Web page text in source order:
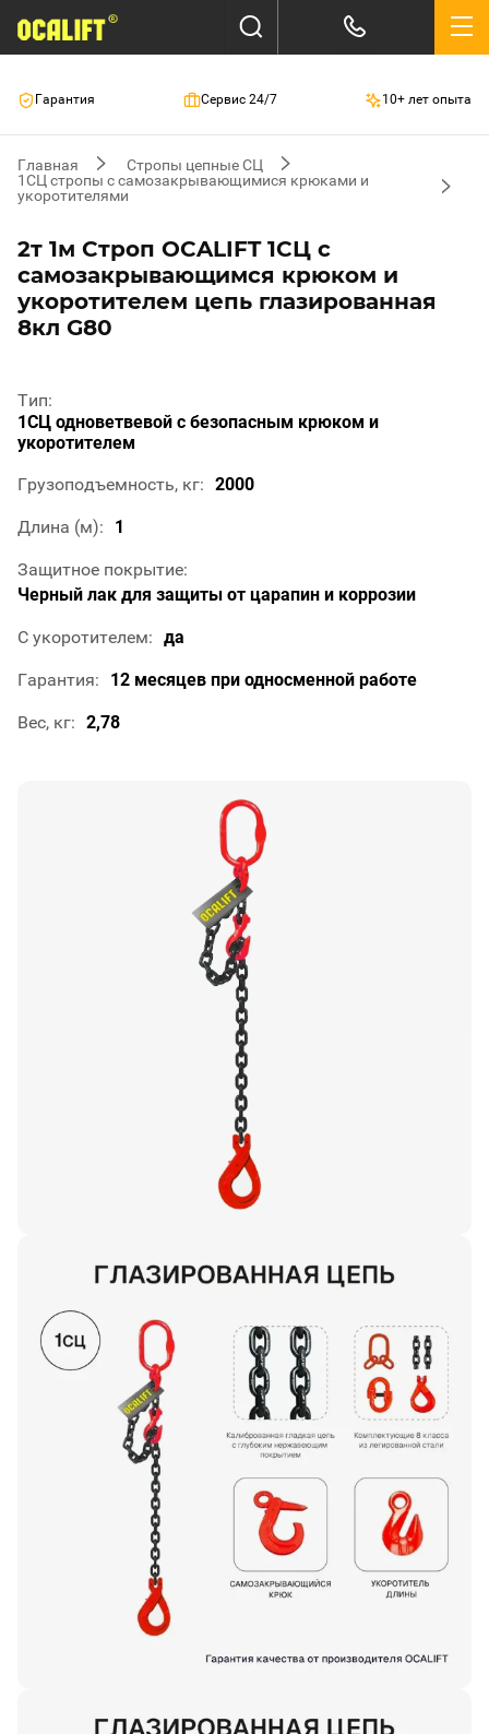
Гарантия Сервис 24/7 10+ лет опыта
Главная
Стропы цепные СЦ
1СЦ стропы с самозакрывающимися крюками и
укоротителями
2т 1м Строп OCALIFT 1СЦ с
самозакрывающимся крюком и
укоротителем цепь глазированная
8кл G80
Тип
1СЦ одноветвевой с безопасным крюком и
укоротителем
Грузоподъемность, кг 2000
Длина (м) 1
Защитное покрытие
Черный лак для защиты от царапин и коррозии
С укоротителем да
Гарантия 12 месяцев при односменной работе
Вес, кг 2,78